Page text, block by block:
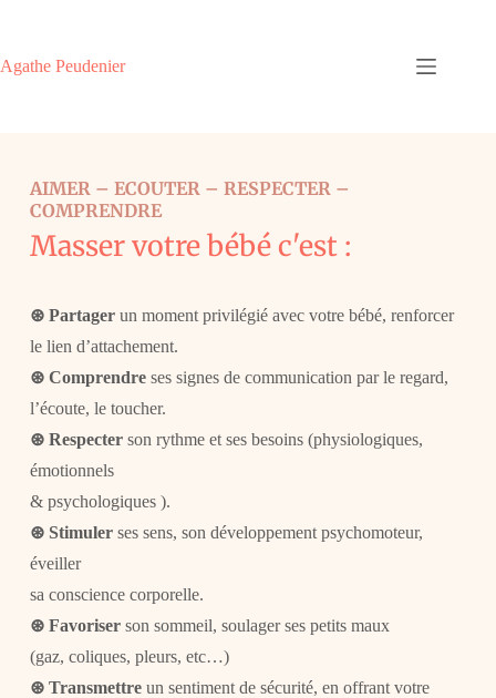
Agathe Peudenier
AIMER – ECOUTER – RESPECTER –
COMPRENDRE
Masser votre bébé c'est :
⊛Partager un moment privilégié avec votre bébé, renforcer
le lien d’attachement.
⊛ Comprendreses signes de communication par le regard,
l’écoute, le toucher.
⊛ Respecter son rythme et ses besoins (physiologiques,
émotionnels
& psychologiques ).
⊛ Stimuler ses sens, son développement psychomoteur,
éveiller
sa conscience corporelle.
⊛ Favoriser son sommeil, soulager ses petits maux
(gaz, coliques, pleurs, etc…)
⊛ Transmettreun sentiment de sécurité, en offrant votre